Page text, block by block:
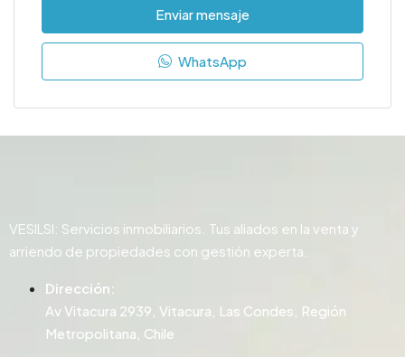
Enviar mensaje
WhatsApp
VESILSI: Servicios inmobiliarios. Tus aliados en la venta y
arriendo de propiedades con gestión experta.
Dirección:
Av Vitacura 2939, Vitacura, Las Condes, Región
Metropolitana, Chile